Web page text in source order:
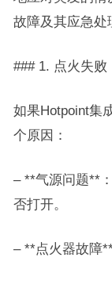
故障及其应急处
### 1. 点火失败
如果Hotpoint集
个原因：
– **气源问题**
否打开。
– **点火器故障